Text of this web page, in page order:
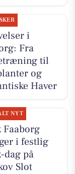
i
Fra
til
og
Haver
NYT
Faaborg
i festlig
dag på
Slot